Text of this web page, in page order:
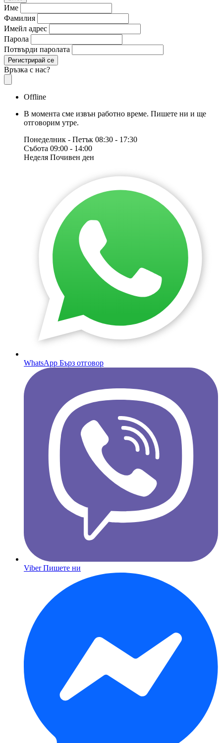
Име
Фамилия
Имейл адрес
Парола
Потвърди паролата
Регистрирай се
Връзка с нас?
Offline
В момента сме извън работно време. Пишете ни и ще
отговорим утре.
Понеделник - Петък 08:30 - 17:30
Събота 09:00 - 14:00
Неделя Почивен ден
WhatsApp Бърз отговор
Viber Пишете ни